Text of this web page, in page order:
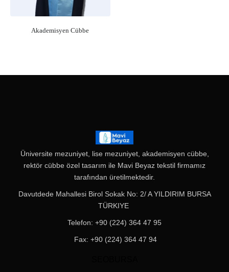
Akademisyen Cübbe
Üniversite mezuniyet, lise mezuniyet, akademisyen cübbe,
rektör cübbe özel tasarım ile Mavi Beyaz tekstil firmamız
tarafından üretilmektedir.
Davutdede Mahallesi Birol Sokak No: 2/ A YILDIRIM BURSA
TÜRKIYE
Telefon: +90 (224) 364 47 95
Fax: +90 (224) 364 47 94